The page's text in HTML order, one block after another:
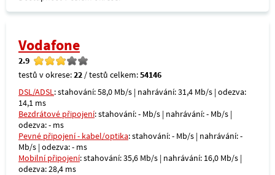
Vodafone
2.9
testů v okrese:22 / testů celkem:54146
DSL/ADSL: stahování: 58,0 Mb/s | nahrávání: 31,4 Mb/s | odezva:
14,1 ms
Bezdrátové připojení: stahování: - Mb/s | nahrávání: - Mb/s |
odezva: - ms
Pevné připojení - kabel/optika: stahování: - Mb/s | nahrávání: -
Mb/s | odezva: - ms
Mobilní připojení: stahování: 35,6 Mb/s | nahrávání: 16,0 Mb/s |
odezva: 28,4 ms